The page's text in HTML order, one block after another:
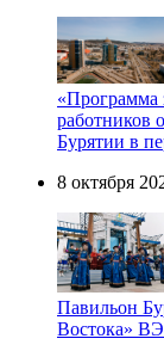
«Программа
работников
Бурятии в
8 октября
Павильон
Востока»